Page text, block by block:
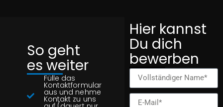
So geht
es weiter
Fülle das
Kontaktformular
aus und nehme
Kontakt zu uns
Hier kannst
Du dich
bewerben